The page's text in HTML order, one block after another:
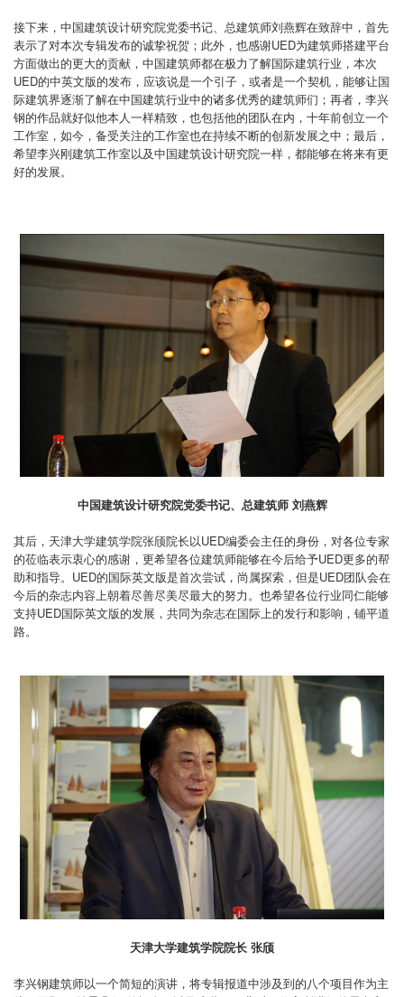
接下来，中国建筑设计研究院党委书记、总建筑师刘燕辉在致辞中，首先
表示了对本次专辑发布的诚挚祝贺；此外， 也感谢UED为建筑师搭建平台
方面做出的更大的贡献，中国建筑师都在极力了解国际建筑行业，本次
UED的中英文版的发布，应该说是一个引子，或者是一个契机，能够让国
际建筑界逐渐了解在中国建筑行业中的诸多优秀的建筑师们； 再者，李兴
钢的作品就好似他本人一样精致，也包括他的团队在内，十年前创立一个
工作室，如今，备受关注的工作室也在持续不断的创新发展之中；最后，
希望李兴刚建筑工作室以及中国建筑设计研究院一样，都能够在将来有更
好的发展。
中国建筑设计研究院党委书记、总建筑师 刘燕辉
其后，天津大学建筑学院张颀院长以UED编委会主任的身份，对各位专家
的莅临表示衷心的感谢，更希望各位建筑师能够在今后给予UED更多的帮
助和指导。UED的国际英文版是首次尝试，尚属探索，但是UED团队会在
今后的杂志内容上朝着尽善尽美尽最大的努力。也希望各位行业同仁能够
支持UED国际英文版的发展，共同为杂志在国际上的发行和影响， 铺平道
路。
天津大学建筑学院院长 张颀
李兴钢建筑师以一个简短的演讲，将专辑报道中涉及到的八个项目作为主